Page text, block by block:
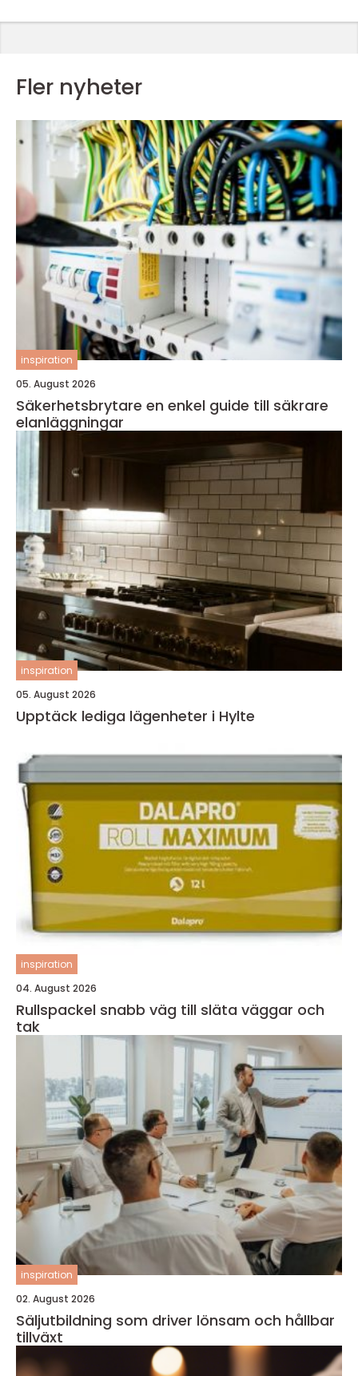
Fler nyheter
inspiration
05. August 2026
Säkerhetsbrytare en enkel guide till säkrare
elanläggningar
inspiration
05. August 2026
Upptäck lediga lägenheter i Hylte
inspiration
04. August 2026
Rullspackel snabb väg till släta väggar och
tak
inspiration
02. August 2026
Säljutbildning som driver lönsam och hållbar
tillväxt